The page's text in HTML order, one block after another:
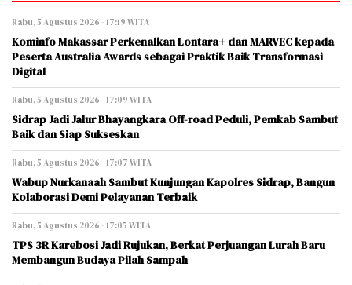
Rabu, 5 Agustus 2026 - 17:19 WITA
Kominfo Makassar Perkenalkan Lontara+ dan MARVEC kepada
Peserta Australia Awards sebagai Praktik Baik Transformasi
Digital
Rabu, 5 Agustus 2026 - 17:09 WITA
Sidrap Jadi Jalur Bhayangkara Off-road Peduli, Pemkab Sambut
Baik dan Siap Sukseskan
Rabu, 5 Agustus 2026 - 17:07 WITA
Wabup Nurkanaah Sambut Kunjungan Kapolres Sidrap, Bangun
Kolaborasi Demi Pelayanan Terbaik
Rabu, 5 Agustus 2026 - 17:05 WITA
TPS 3R Karebosi Jadi Rujukan, Berkat Perjuangan Lurah Baru
Membangun Budaya Pilah Sampah